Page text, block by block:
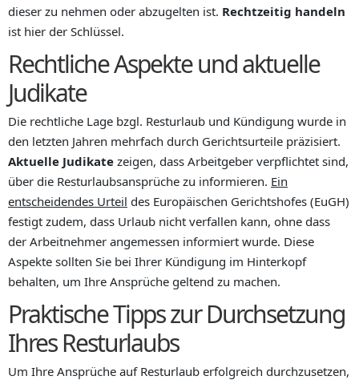
dieser zu nehmen oder abzugelten ist. Rechtzeitig handeln
ist hier der Schlüssel.
Rechtliche Aspekte und aktuelle
Judikate
Die rechtliche Lage bzgl. Resturlaub und Kündigung wurde in
den letzten Jahren mehrfach durch Gerichtsurteile präzisiert.
Aktuelle Judikate zeigen, dass Arbeitgeber verpflichtet sind,
über die Resturlaubsansprüche zu informieren. Ein
entscheidendes Urteil des Europäischen Gerichtshofes (EuGH)
festigt zudem, dass Urlaub nicht verfallen kann, ohne dass
der Arbeitnehmer angemessen informiert wurde. Diese
Aspekte sollten Sie bei Ihrer Kündigung im Hinterkopf
behalten, um Ihre Ansprüche geltend zu machen.
Praktische Tipps zur Durchsetzung
Ihres Resturlaubs
Um Ihre Ansprüche auf Resturlaub erfolgreich durchzusetzen,